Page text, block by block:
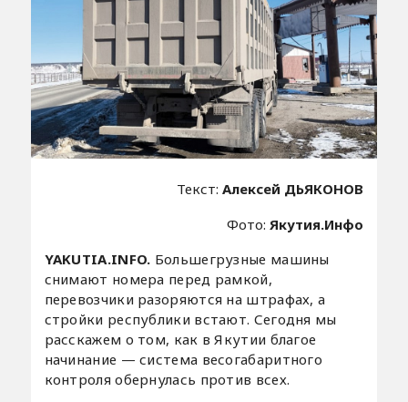
Текст:Алексей ДЬЯКОНОВ
Фото: Якутия.Инфо
YAKUTIA.INFO. Большегрузные машины
снимают номера перед рамкой,
перевозчики разоряются на штрафах, а
стройки республики встают. Сегодня мы
расскажем о том, как в Якутии благое
начинание — система весогабаритного
контроля обернулась против всех.